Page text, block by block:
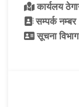
कार्यलय
सम्पर्क नम्बर
सूचना विभाग